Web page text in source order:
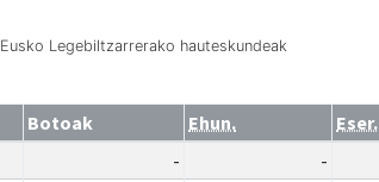
Eusko Legebiltzarrerako hauteskundeak
Botoak Ehun.
Eser.
- -